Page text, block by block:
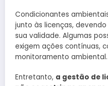
Condicionantes
junto às licenças,
sua validade. Algumas
exigem ações contínuas,
monitoramento ambiental.
Entretanto, a gestão de